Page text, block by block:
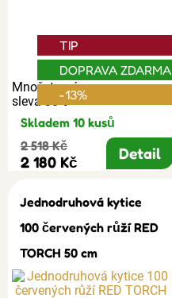
Množstevní
sleva 30%
TIP
DOPRAVA ZDARMA
-13%
Skladem 10 kusů
2 518 Kč
2 180 Kč Detail
Jednodruhová kytice
100 červených růží RED
TORCH 50 cm